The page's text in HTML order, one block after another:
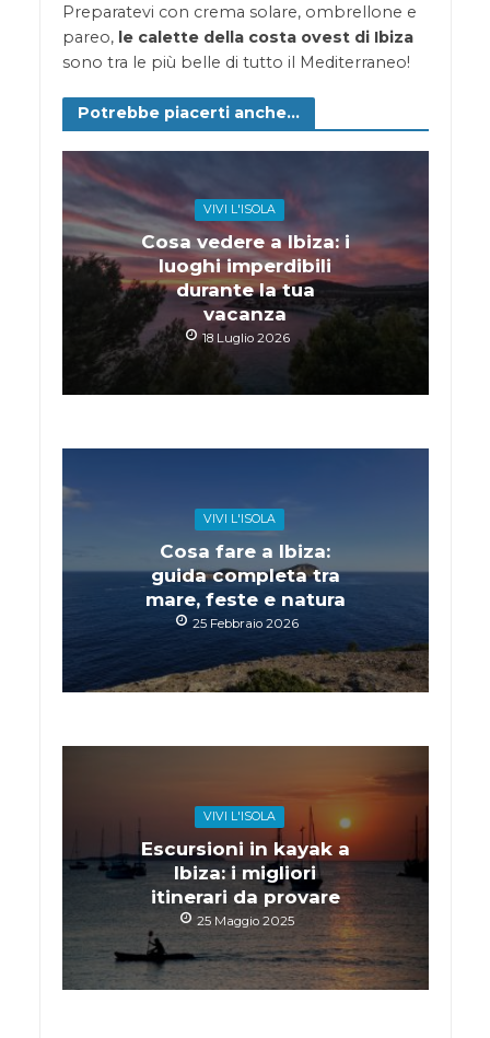
Preparatevi con crema solare, ombrellone e
pareo, le calette della costa ovest di Ibiza
sono tra le più belle di tutto il Mediterraneo!
Potrebbe piacerti anche...
VIVI L'ISOLA
Cosa vedere a Ibiza: i
luoghi imperdibili
durante la tua
vacanza
18 Luglio 2026
VIVI L'ISOLA
Cosa fare a Ibiza:
guida completa tra
mare, feste e natura
25 Febbraio 2026
VIVI L'ISOLA
Escursioni in kayak a
Ibiza: i migliori
itinerari da provare
25 Maggio 2025